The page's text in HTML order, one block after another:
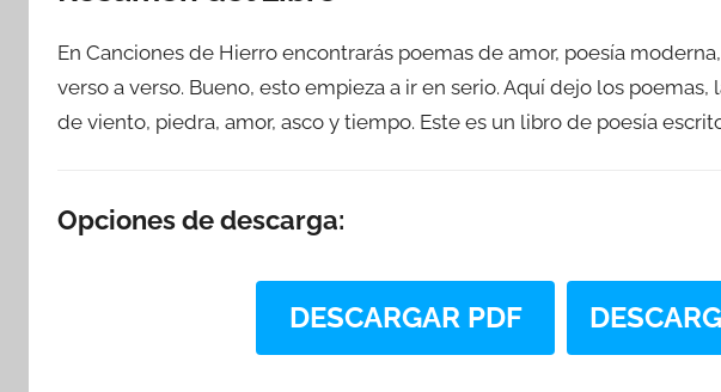
En Canciones de Hierro encontrarás poemas de amor, poesía
verso a verso. Bueno, esto empieza a ir en serio. Aquí dejo los
de viento, piedra, amor, asco y tiempo. Este es un libro de poesía
Opciones de descarga:
DESCARGAR PDF